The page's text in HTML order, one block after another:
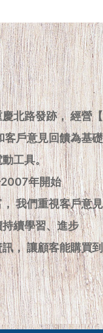
北路發跡， 經營
客戶意見回饋為基
工具。
年開始
我們重視客戶意
續學習、進步
， 讓顧客能購買